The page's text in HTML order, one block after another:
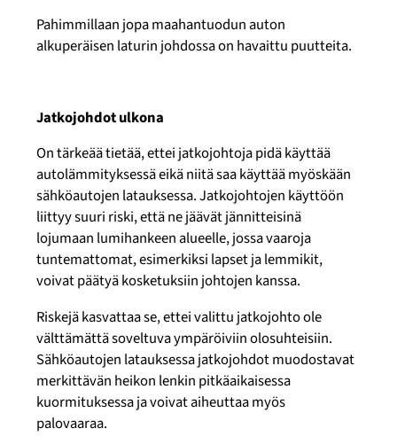
Pahimmillaan jopa maahantuodun auton
alkuperäisen laturin johdossa on havaittu puutteita.
Jatkojohdot ulkona
On tärkeää tietää,ettei jatkojohtoja pidä käyttää
autolämmityksessä eikä niitä saa käyttää myöskään
sähköautojen latauksessa. Jatkojohtojen käyttöön
liittyy suuri riski, että ne jäävät jännitteisinä
lojumaan lumihankeen alueelle, jossa vaaroja
tuntemattomat, esimerkiksi lapset ja lemmikit,
voivat päätyä kosketuksiin johtojen kanssa.
Riskejä kasvattaa se, ettei valittu jatkojohto ole
välttämättä soveltuva ympäröiviin olosuhteisiin.
Sähköautojen latauksessa jatkojohdot muodostavat
merkittävän heikon lenkin pitkäaikaisessa
kuormituksessa ja voivat aiheuttaa myös
palovaaraa.